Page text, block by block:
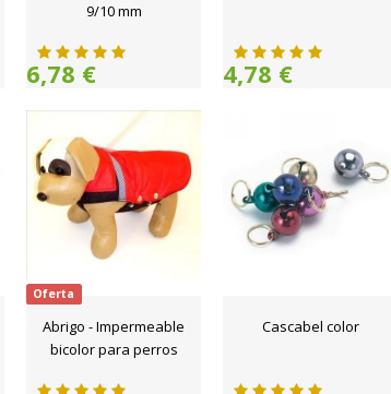
9/10 mm
6,78 € 4,78 €
Oferta
Abrigo - Impermeable
bicolor para perros
Cascabel color